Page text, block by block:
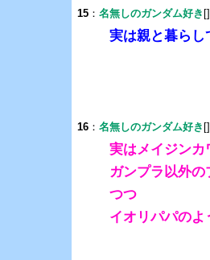
15 ： 名無しのガンダム好き
実は親と暮らし
16 ： 名無しのガンダム好き
実はメイジンカ
ガンプラ以外
つつ
イオリパパの